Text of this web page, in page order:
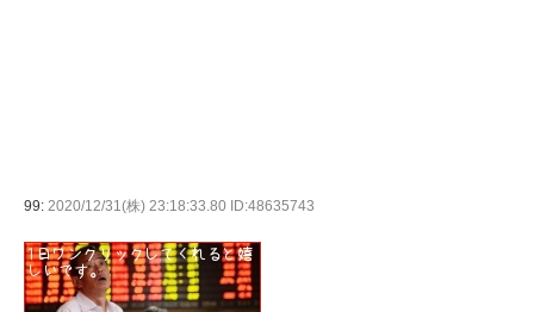
99: 2020/12/31(株) 23:18:33.80 ID:48635743